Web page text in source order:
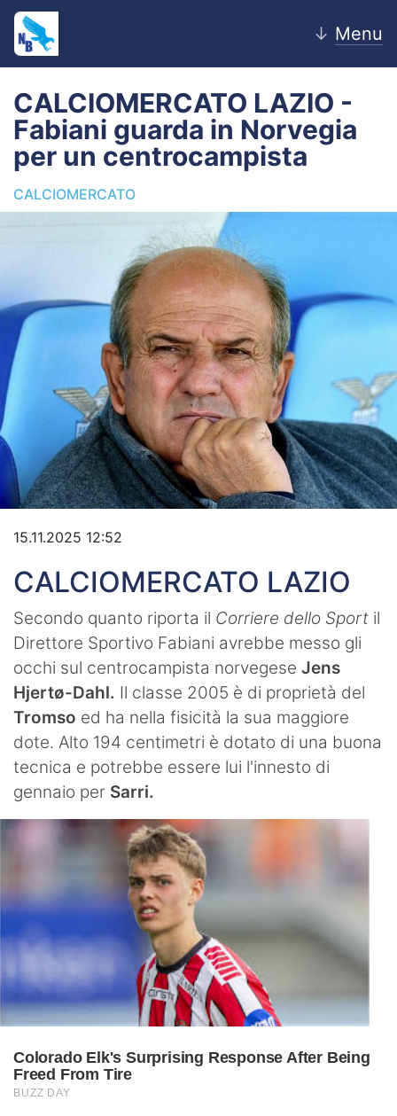
↓ Menu
Home
News
Settore Giovanile
Lazio Women
Calciomercato
CALCIOMERCATO LAZIO -
Fabiani guarda in Norvegia
per un centrocampista
CALCIOMERCATO
15.11.2025 12:52
CALCIOMERCATO LAZIO
Secondo quanto riporta il Corriere dello Sport il
Direttore Sportivo Fabiani avrebbe messo gli
occhi sul centrocampista norvegese Jens
Hjertø-Dahl. Il classe 2005 è di proprietà del
Tromso ed ha nella fisicità la sua maggiore
dote. Alto 194 centimetri è dotato di una buona
tecnica e potrebbe essere lui l'innesto di
gennaio per Sarri.